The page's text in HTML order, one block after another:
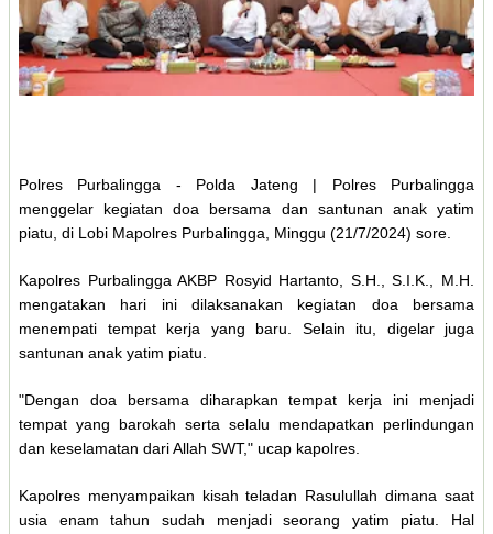
Polres Purbalingga - Polda Jateng | Polres Purbalingga
menggelar kegiatan doa bersama dan santunan anak yatim
piatu, di Lobi Mapolres Purbalingga, Minggu (21/7/2024) sore.
Kapolres Purbalingga AKBP Rosyid Hartanto, S.H., S.I.K., M.H.
mengatakan hari ini dilaksanakan kegiatan doa bersama
menempati tempat kerja yang baru. Selain itu, digelar juga
santunan anak yatim piatu.
"Dengan doa bersama diharapkan tempat kerja ini menjadi
tempat yang barokah serta selalu mendapatkan perlindungan
dan keselamatan dari Allah SWT," ucap kapolres.
Kapolres menyampaikan kisah teladan Rasulullah dimana saat
usia enam tahun sudah menjadi seorang yatim piatu. Hal